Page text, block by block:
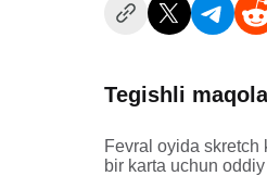
Tegishli
Fevral oyida skretch
bir karta uchun